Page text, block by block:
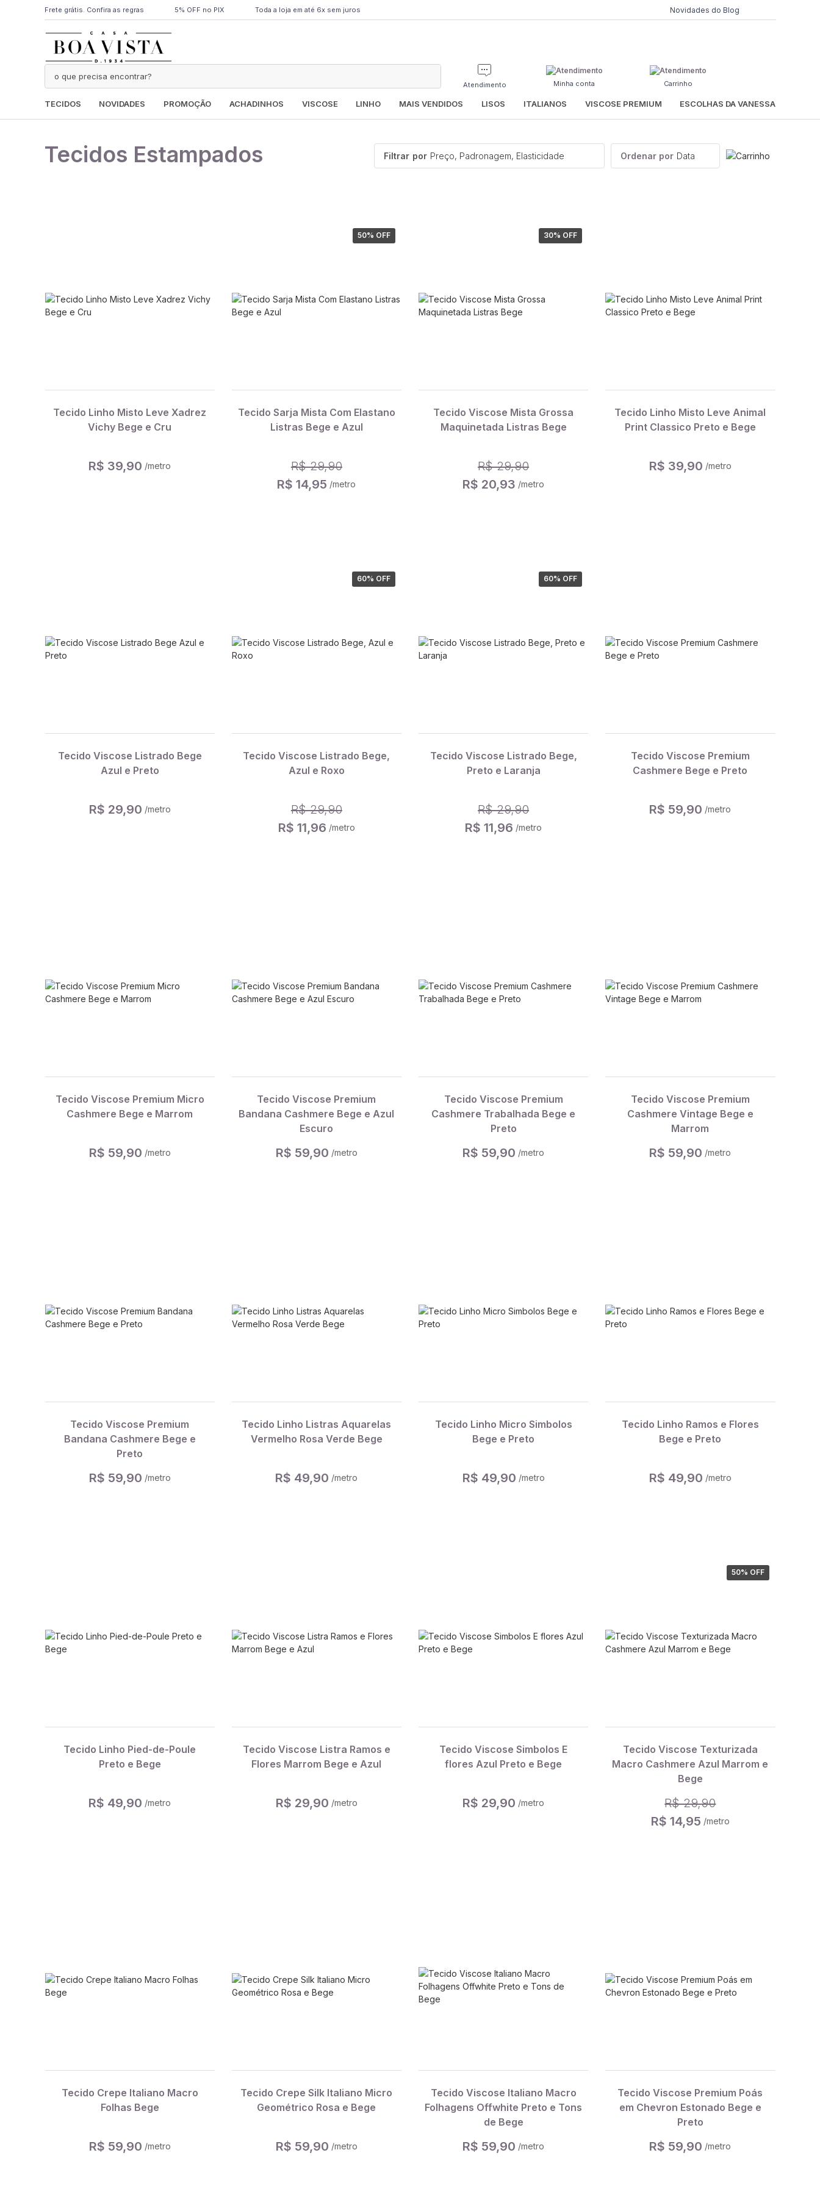
Frete grátis. Confira as regras 5% OFF no PIX Toda a loja em até 6x sem juros Novidades do Blog
Atendimento Minha conta Carrinho
TECIDOS NOVIDADES PROMOÇÃO ACHADINHOS VISCOSE LINHO MAIS VENDIDOS LISOS ITALIANOS VISCOSE PREMIUM ESCOLHAS DA VANESSA
Tecidos Estampados Filtrar por Preço, Padronagem, Elasticidade Ordenar por Data
Tecido Linho Misto Leve Xadrez
Vichy Bege e Cru
R$ 39,90 /metro
50% OFF
Tecido Sarja Mista Com Elastano
Listras Bege e Azul
R$ 29,90
R$ 14,95 /metro
30% OFF
Tecido Viscose Mista Grossa
Maquinetada Listras Bege
R$ 29,90
R$ 20,93 /metro
Tecido Linho Misto Leve Animal
Print Classico Preto e Bege
R$ 39,90 /metro
Tecido Viscose Listrado Bege
Azul e Preto
R$ 29,90 /metro
60% OFF
Tecido Viscose Listrado Bege,
Azul e Roxo
R$ 29,90
R$ 11,96 /metro
60% OFF
Tecido Viscose Listrado Bege,
Preto e Laranja
R$ 29,90
R$ 11,96 /metro
Tecido Viscose Premium
Cashmere Bege e Preto
R$ 59,90 /metro
Tecido Viscose Premium Micro
Cashmere Bege e Marrom
R$ 59,90 /metro
Tecido Viscose Premium
Bandana Cashmere Bege e Azul
Escuro
R$ 59,90 /metro
Tecido Viscose Premium
Cashmere Trabalhada Bege e
Preto
R$ 59,90 /metro
Tecido Viscose Premium
Cashmere Vintage Bege e
Marrom
R$ 59,90 /metro
Tecido Viscose Premium
Bandana Cashmere Bege e
Preto
R$ 59,90 /metro
Tecido Linho Listras Aquarelas
Vermelho Rosa Verde Bege
R$ 49,90 /metro
Tecido Linho Micro Simbolos
Bege e Preto
R$ 49,90 /metro
Tecido Linho Ramos e Flores
Bege e Preto
R$ 49,90 /metro
Tecido Linho Pied-de-Poule
Preto e Bege
R$ 49,90 /metro
Tecido Viscose Listra Ramos e
Flores Marrom Bege e Azul
R$ 29,90 /metro
Tecido Viscose Simbolos E
flores Azul Preto e Bege
R$ 29,90 /metro
50% OFF
Tecido Viscose Texturizada
Macro Cashmere Azul Marrom e
Bege
R$ 29,90
R$ 14,95 /metro
Tecido Crepe Italiano Macro
Folhas Bege
R$ 59,90 /metro
Tecido Crepe Silk Italiano Micro
Geométrico Rosa e Bege
R$ 59,90 /metro
Tecido Viscose Italiano Macro
Folhagens Offwhite Preto e Tons
de Bege
R$ 59,90 /metro
Tecido Viscose Premium Poás
em Chevron Estonado Bege e
Preto
R$ 59,90 /metro